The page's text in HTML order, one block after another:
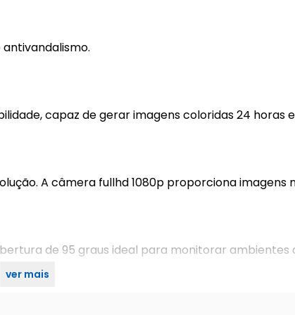
capaz de gerar imagens coloridas 24 horas
A câmera fullhd 1080p proporciona imagens
de 95 graus ideal para monitorar ambientes
ver mais